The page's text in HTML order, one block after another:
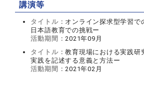
講演等
タイトル： オンライン探求型学習で
日本語教育での挑戦ー
活動期間：2021年09月
タイトル：教育現場における実践研
実践を記述する意義と方法ー
活動期間：2021年02月